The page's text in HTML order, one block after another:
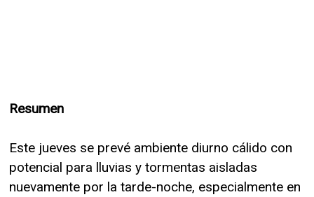
Resumen
Este jueves se prevé ambiente diurno cálido con
potencial para lluvias y tormentas aisladas
nuevamente por la tarde-noche, especialmente en